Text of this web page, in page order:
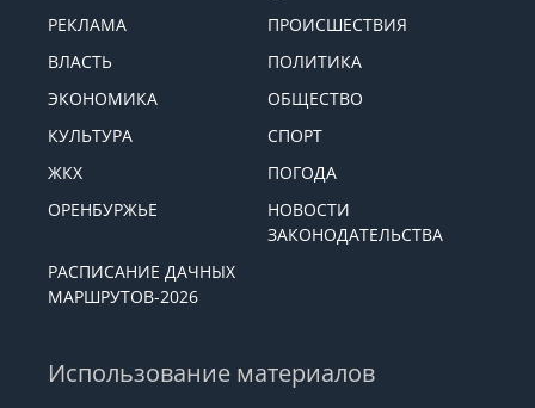
РЕКЛАМА
ПРОИСШЕСТВИЯ
ВЛАСТЬ
ПОЛИТИКА
ЭКОНОМИКА
ОБЩЕСТВО
КУЛЬТУРА
СПОРТ
ЖКХ
ПОГОДА
ОРЕНБУРЖЬЕ
НОВОСТИ
ЗАКОНОДАТЕЛЬСТВА
РАСПИСАНИЕ ДАЧНЫХ
МАРШРУТОВ-2026
Использование материалов